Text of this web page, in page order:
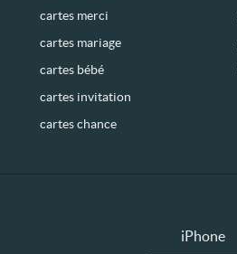
cartes merci
cartes mariage
cartes bébé
cartes invitation
cartes chance
iPhone